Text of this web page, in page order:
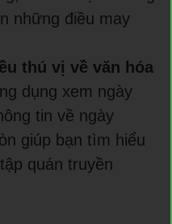
những điều may
thú vị về văn hóa
dụng xem ngày
tin về ngày
giúp bạn tìm hiểu
quán truyền